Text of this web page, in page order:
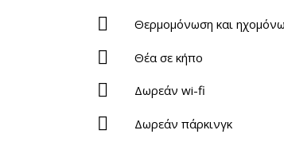
Θερμομόνωση και
Θέα σε κήπο
Δωρεάν wi-fi
Δωρεάν πάρκινγκ